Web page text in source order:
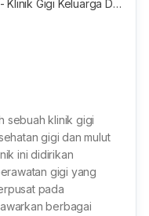
Klinik Gigi Keluarga De
sebuah klinik gigi
gigi dan mulut
ini didirikan
gigi yang
pada
berbagai